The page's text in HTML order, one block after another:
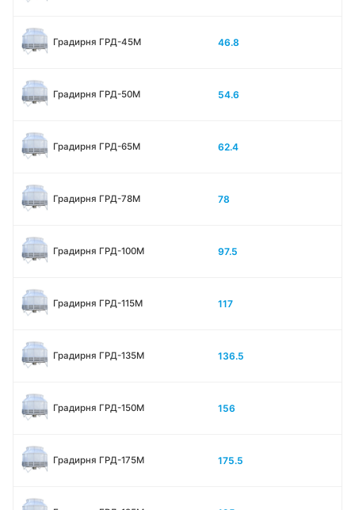
Градирня ГРД-45М 46.8
Градирня ГРД-50М 54.6
Градирня ГРД-65М 62.4
Градирня ГРД-78М 78
Градирня ГРД-100М 97.5
Градирня ГРД-115М 117
Градирня ГРД-135М 136.5
Градирня ГРД-150М 156
Градирня ГРД-175М 175.5